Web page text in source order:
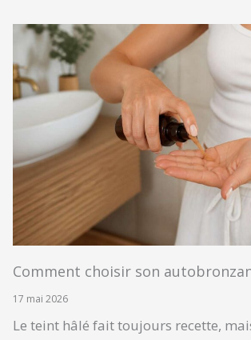
Comment choisir son
17 mai 2026
Le teint hâlé fait toujours recette,